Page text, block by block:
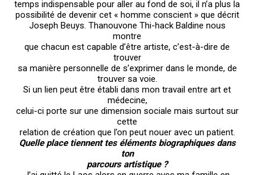
temps indispensable pour aller au fond de soi, il n’a plus la
possibilité de devenir cet « homme conscient » que décrit
Joseph Beuys. Thanouvone Thi-hack Baldine nous
montre
que chacun est capable d’être artiste, c’est-à-dire de
trouver
sa manière personnelle de s’exprimer dans le monde, de
trouver sa voie.
Si un lien peut être établi dans mon travail entre art et
médecine,
celui-ci porte sur une dimension sociale mais surtout sur
cette
relation de création que l’on peut nouer avec un patient.
Quelle place tiennent tes éléments biographiques dans
ton
parcours artistique ?